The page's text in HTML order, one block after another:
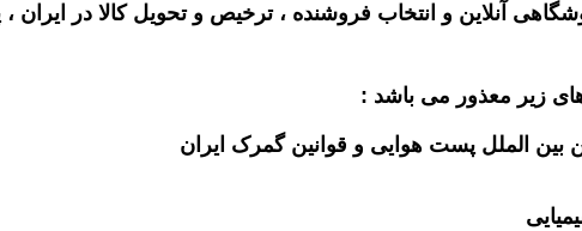
آنلاین و انتخاب فروشنده ، ترخیص و تحویل کالا در
زیر معذور می باشد :
بین الملل پست هوایی و قوانین گمرک ایران